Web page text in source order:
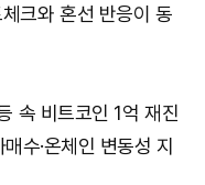
크와 혼선 반응이 동
속 비트코인 1억 재진
수·온체인 변동성 지